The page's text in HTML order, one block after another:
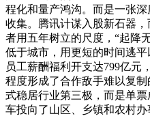
程化和量产鸿沟。而是一张
收集。腾讯计谋入股新石器
者用五年树立的尺度，“起降
低于城市，用更短的时间逃
员工薪酬福利开支达799亿元
程度形成了合作敌手难以复
式稳居行业第三极，而是单
车投向了山区、乡镇和农村